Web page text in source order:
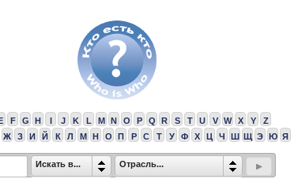
F G H I J K L M N O P Q R S T U V W X Y
Z
Ж З И Й К Л М Н О П Р С Т У Ф Х Ц Ч Ш Щ Э Ю Я
Искать в... Отрасль...